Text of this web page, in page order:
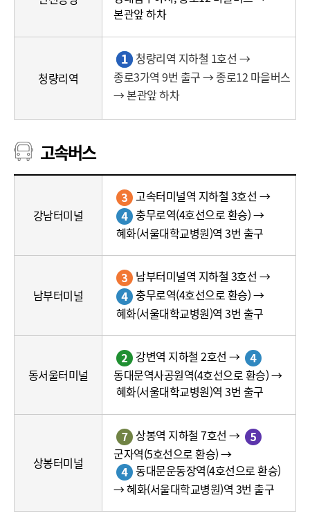
본관앞 하차
청량리역
청량리역 지하철 1호선 →
종로3가역 9번 출구 → 종로12 마을버스
→ 본관앞 하차
고속버스
강남터미널
고속터미널역 지하철 3호선 →
충무로역(4호선으로 환승) →
혜화(서울대학교병원)역 3번 출구
남부터미널
남부터미널역 지하철 3호선 →
충무로역(4호선으로 환승) →
혜화(서울대학교병원)역 3번 출구
동서울터미널
강변역 지하철 2호선 →
동대문역사공원역(4호선으로 환승) →
혜화(서울대학교병원)역 3번 출구
상봉터미널
상봉역 지하철 7호선 →
군자역(5호선으로 환승) →
동대문운동장역(4호선으로 환승)
→ 혜화(서울대학교병원)역 3번 출구